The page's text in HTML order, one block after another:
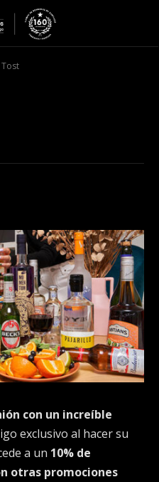
Tost
con un increíble
exclusivo al hacer su
a un 10% de
otras promociones